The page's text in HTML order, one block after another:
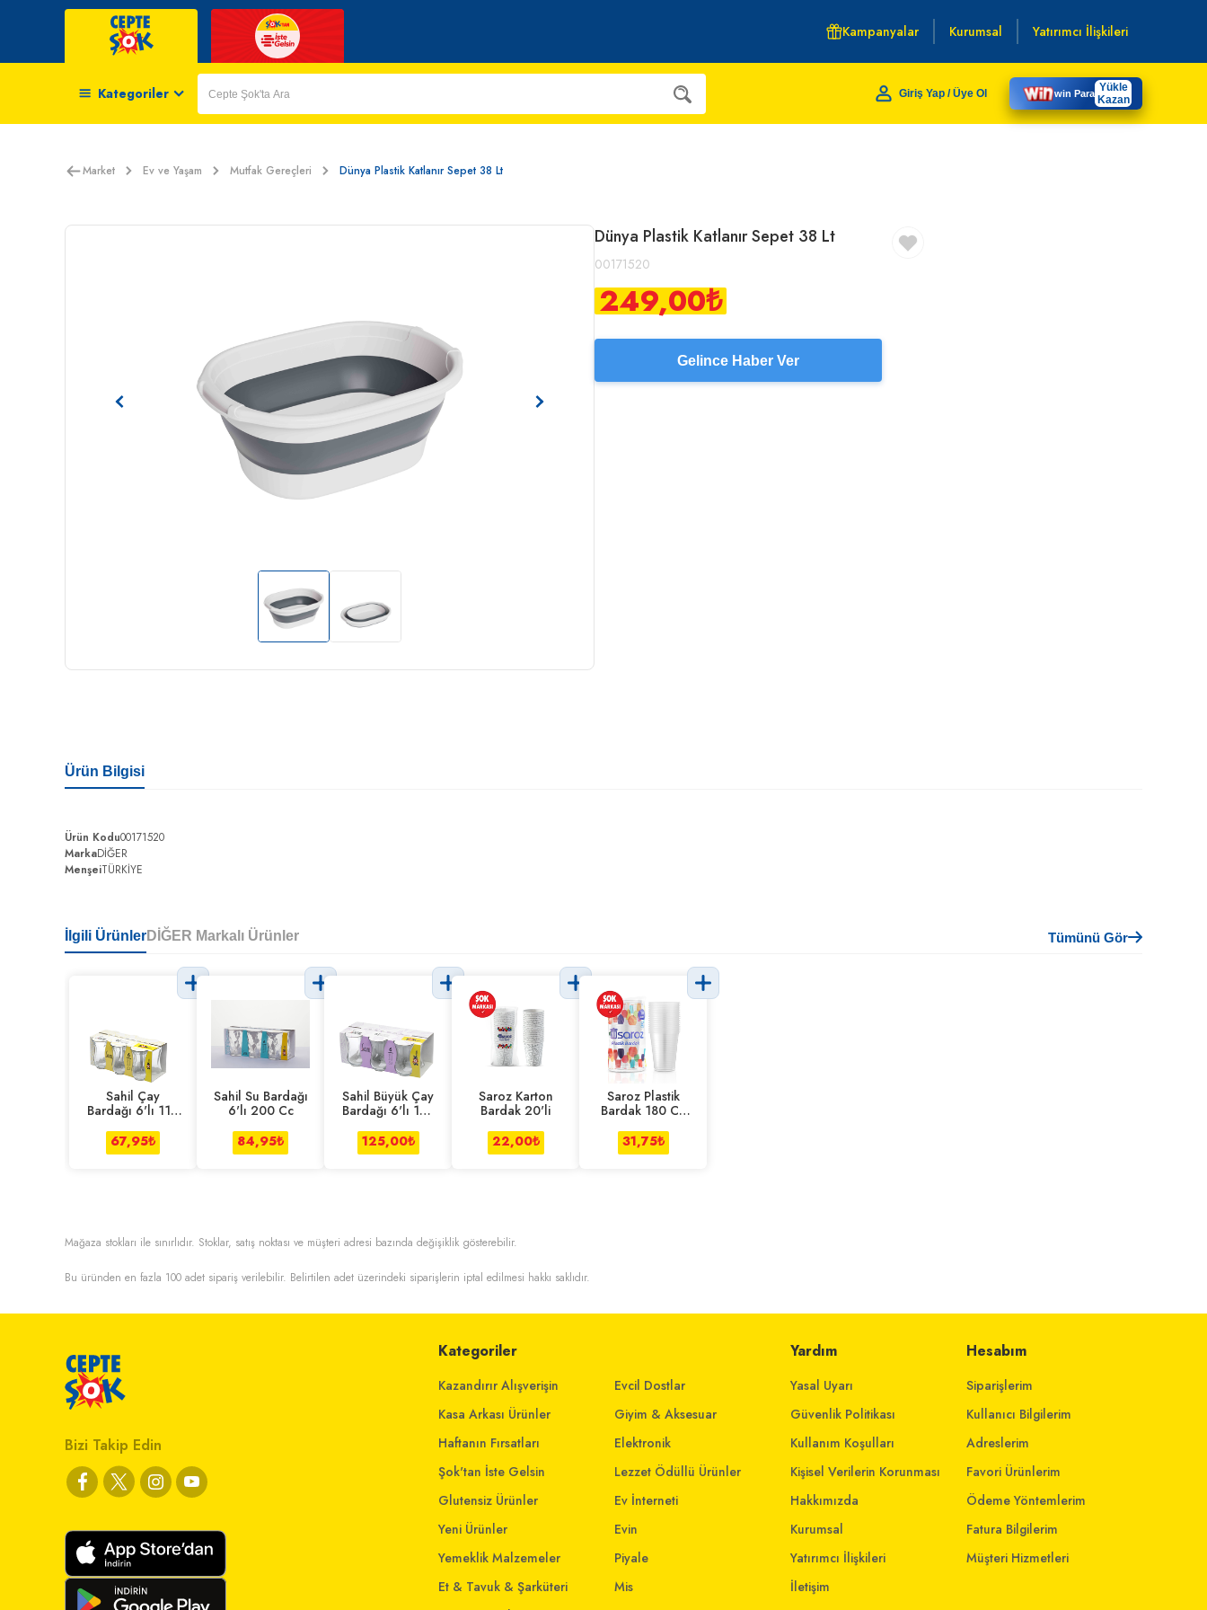
Kampanyalar Kurumsal Yatırımcı İlişkileri
Kategoriler Giriş Yap / Üye Ol win Para Yükle
Kazan
Market Ev ve Yaşam Mutfak Gereçleri Dünya Plastik Katlanır Sepet 38 Lt
Dünya Plastik Katlanır Sepet 38 Lt
00171520
249,00₺
Gelince Haber Ver
Ürün Bilgisi
Ürün Kodu00171520
MarkaDİĞER
MenşeiTÜRKİYE
İlgili ÜrünlerDİĞER Markalı Ürünler Tümünü Gör
Sahil Çay
Bardağı 6'lı 110
67,95₺
Sahil Su Bardağı
6'lı 200 Cc
84,95₺
Sahil Büyük Çay
Bardağı 6'lı 165
125,00₺
Saroz Karton
Bardak 20'li
22,00₺
Saroz Plastik
Bardak 180 Cc
31,75₺
Mağaza stokları ile sınırlıdır. Stoklar, satış noktası ve müşteri adresi bazında değişiklik gösterebilir.
Bu üründen en fazla 100 adet sipariş verilebilir. Belirtilen adet üzerindeki siparişlerin iptal edilmesi hakkı saklıdır.
Bizi Takip Edin
Kategoriler
Kazandırır Alışverişin
Kasa Arkası Ürünler
Haftanın Fırsatları
Şok'tan İste Gelsin
Glutensiz Ürünler
Yeni Ürünler
Yemeklik Malzemeler
Et & Tavuk & Şarküteri
Evcil Dostlar
Giyim & Aksesuar
Elektronik
Lezzet Ödüllü Ürünler
Ev İnterneti
Evin
Piyale
Mis
Yardım
Yasal Uyarı
Güvenlik Politikası
Kullanım Koşulları
Kişisel Verilerin Korunması
Hakkımızda
Kurumsal
Yatırımcı İlişkileri
İletişim
Hesabım
Siparişlerim
Kullanıcı Bilgilerim
Adreslerim
Favori Ürünlerim
Ödeme Yöntemlerim
Fatura Bilgilerim
Müşteri Hizmetleri